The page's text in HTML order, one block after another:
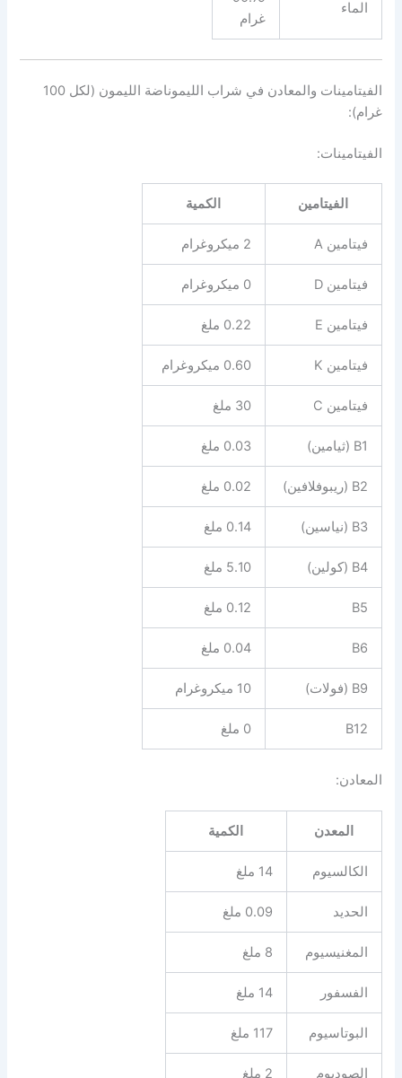
الماء
غرام
الفيتامينات والمعادن في شراب الليموناضة الليمون (لكل 100
غرام):
الفيتامينات:
الفيتامين الكمية
فيتامين A 2 ميكروغرام
فيتامين D 0 ميكروغرام
فيتامين E 0.22 ملغ
فيتامين K 0.60 ميكروغرام
فيتامين C 30 ملغ
B1 (ثيامين) 0.03 ملغ
B2 (ريبوفلافين) 0.02 ملغ
B3 (نياسين) 0.14 ملغ
B4 (كولين) 5.10 ملغ
B5 0.12 ملغ
B6 0.04 ملغ
B9 (فولات) 10 ميكروغرام
B12 0 ملغ
المعادن:
المعدن الكمية
الكالسيوم 14 ملغ
الحديد 0.09 ملغ
المغنيسيوم 8 ملغ
الفسفور 14 ملغ
البوتاسيوم 117 ملغ
الصوديوم 2 ملغ